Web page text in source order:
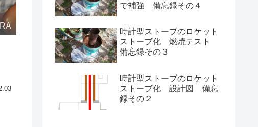
で補強 備忘録その４
時計型ストーブのロケット
ストーブ化 燃焼テスト
備忘録その３
時計型ストーブのロケット
ストーブ化 設計図 備忘
録その２